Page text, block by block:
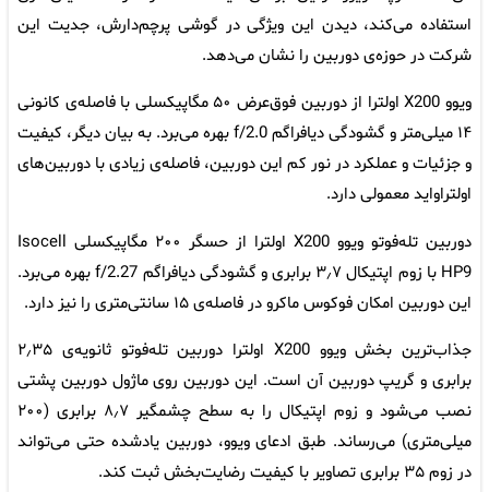
استفاده می‌کند، دیدن این ویژگی در گوشی پرچم‌دارش، جدیت این
شرکت در حوزه‌ی دوربین را نشان می‌دهد.
ویوو X200 اولترا از دوربین فوق‌عرض ۵۰ مگاپیکسلی با فاصله‌ی کانونی
۱۴ میلی‌متر و گشودگی دیافراگم f/2.0 بهره می‌برد. به‌ بیان دیگر، کیفیت
و جزئیات و عملکرد در نور کم این دوربین، فاصله‌ی زیادی با دوربین‌های
اولتراواید معمولی دارد.
دوربین تله‌فوتو ویوو X200 اولترا از حسگر ۲۰۰ مگاپیکسلی Isocell
HP9 با زوم اپتیکال ۳٫۷ برابری و گشودگی دیافراگم f/2.27 بهره می‌برد.
این دوربین امکان فوکوس ماکرو در فاصله‌ی ۱۵ سانتی‌متری را نیز دارد.
جذاب‌ترین بخش ویوو X200 اولترا دوربین تله‌فوتو ثانویه‌ی ۲٫۳۵
برابری و گریپ دوربین آن است. این دوربین روی ماژول دوربین پشتی
نصب می‌شود و زوم اپتیکال را به سطح چشمگیر ۸٫۷ برابری (۲۰۰
میلی‌متری) می‌رساند. طبق ادعای ویوو، دوربین یادشده حتی می‌تواند
در زوم ۳۵ برابری تصاویر با کیفیت رضایت‌بخش ثبت کند.